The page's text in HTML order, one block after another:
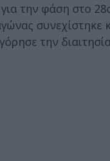
την φάση στο
την